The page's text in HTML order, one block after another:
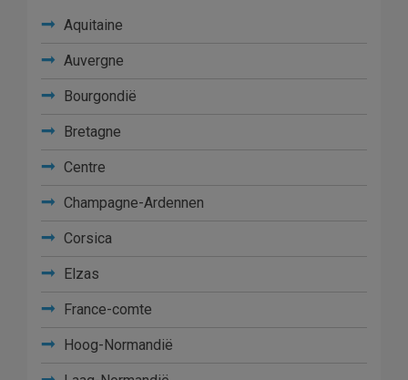
Aquitaine
Auvergne
Bourgondië
Bretagne
Centre
Champagne-Ardennen
Corsica
Elzas
France-comte
Hoog-Normandië